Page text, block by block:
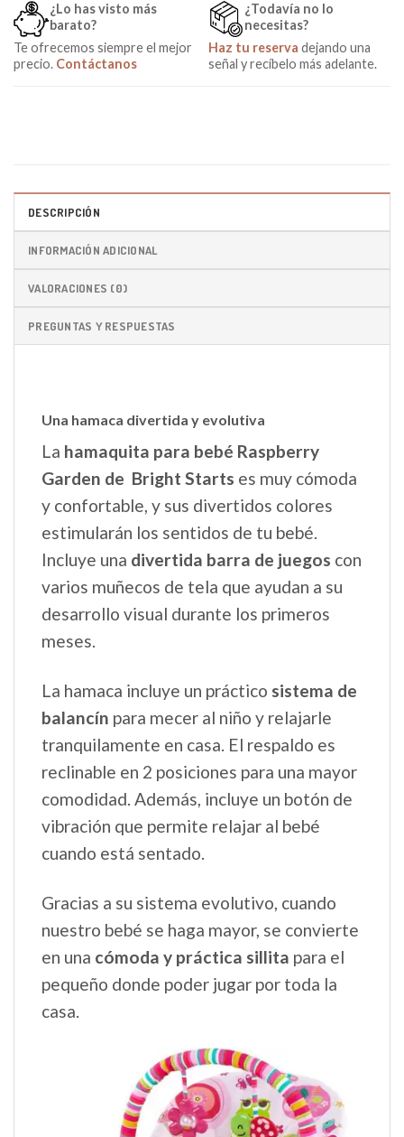
¿Lo has visto más
barato?
Te ofrecemos siempre el mejor
precio. Contáctanos
¿Todavía no lo
necesitas?
Haz tu reserva dejando una
señal y recíbelo más adelante.
DESCRIPCIÓN
INFORMACIÓN ADICIONAL
VALORACIONES (0)
PREGUNTAS Y RESPUESTAS
Una hamaca divertida y evolutiva
La hamaquita para bebé Raspberry
Garden de Bright Starts es muy cómoda
y confortable, y sus divertidos colores
estimularán los sentidos de tu bebé.
Incluye una divertida barra de juegos con
varios muñecos de tela que ayudan a su
desarrollo visual durante los primeros
meses.
La hamaca incluye un práctico sistema de
balancín para mecer al niño y relajarle
tranquilamente en casa. El respaldo es
reclinable en 2 posiciones para una mayor
comodidad. Además, incluye un botón de
vibración que permite relajar al bebé
cuando está sentado.
Gracias a su sistema evolutivo, cuando
nuestro bebé se haga mayor, se convierte
en una cómoda y práctica sillita para el
pequeño donde poder jugar por toda la
casa.